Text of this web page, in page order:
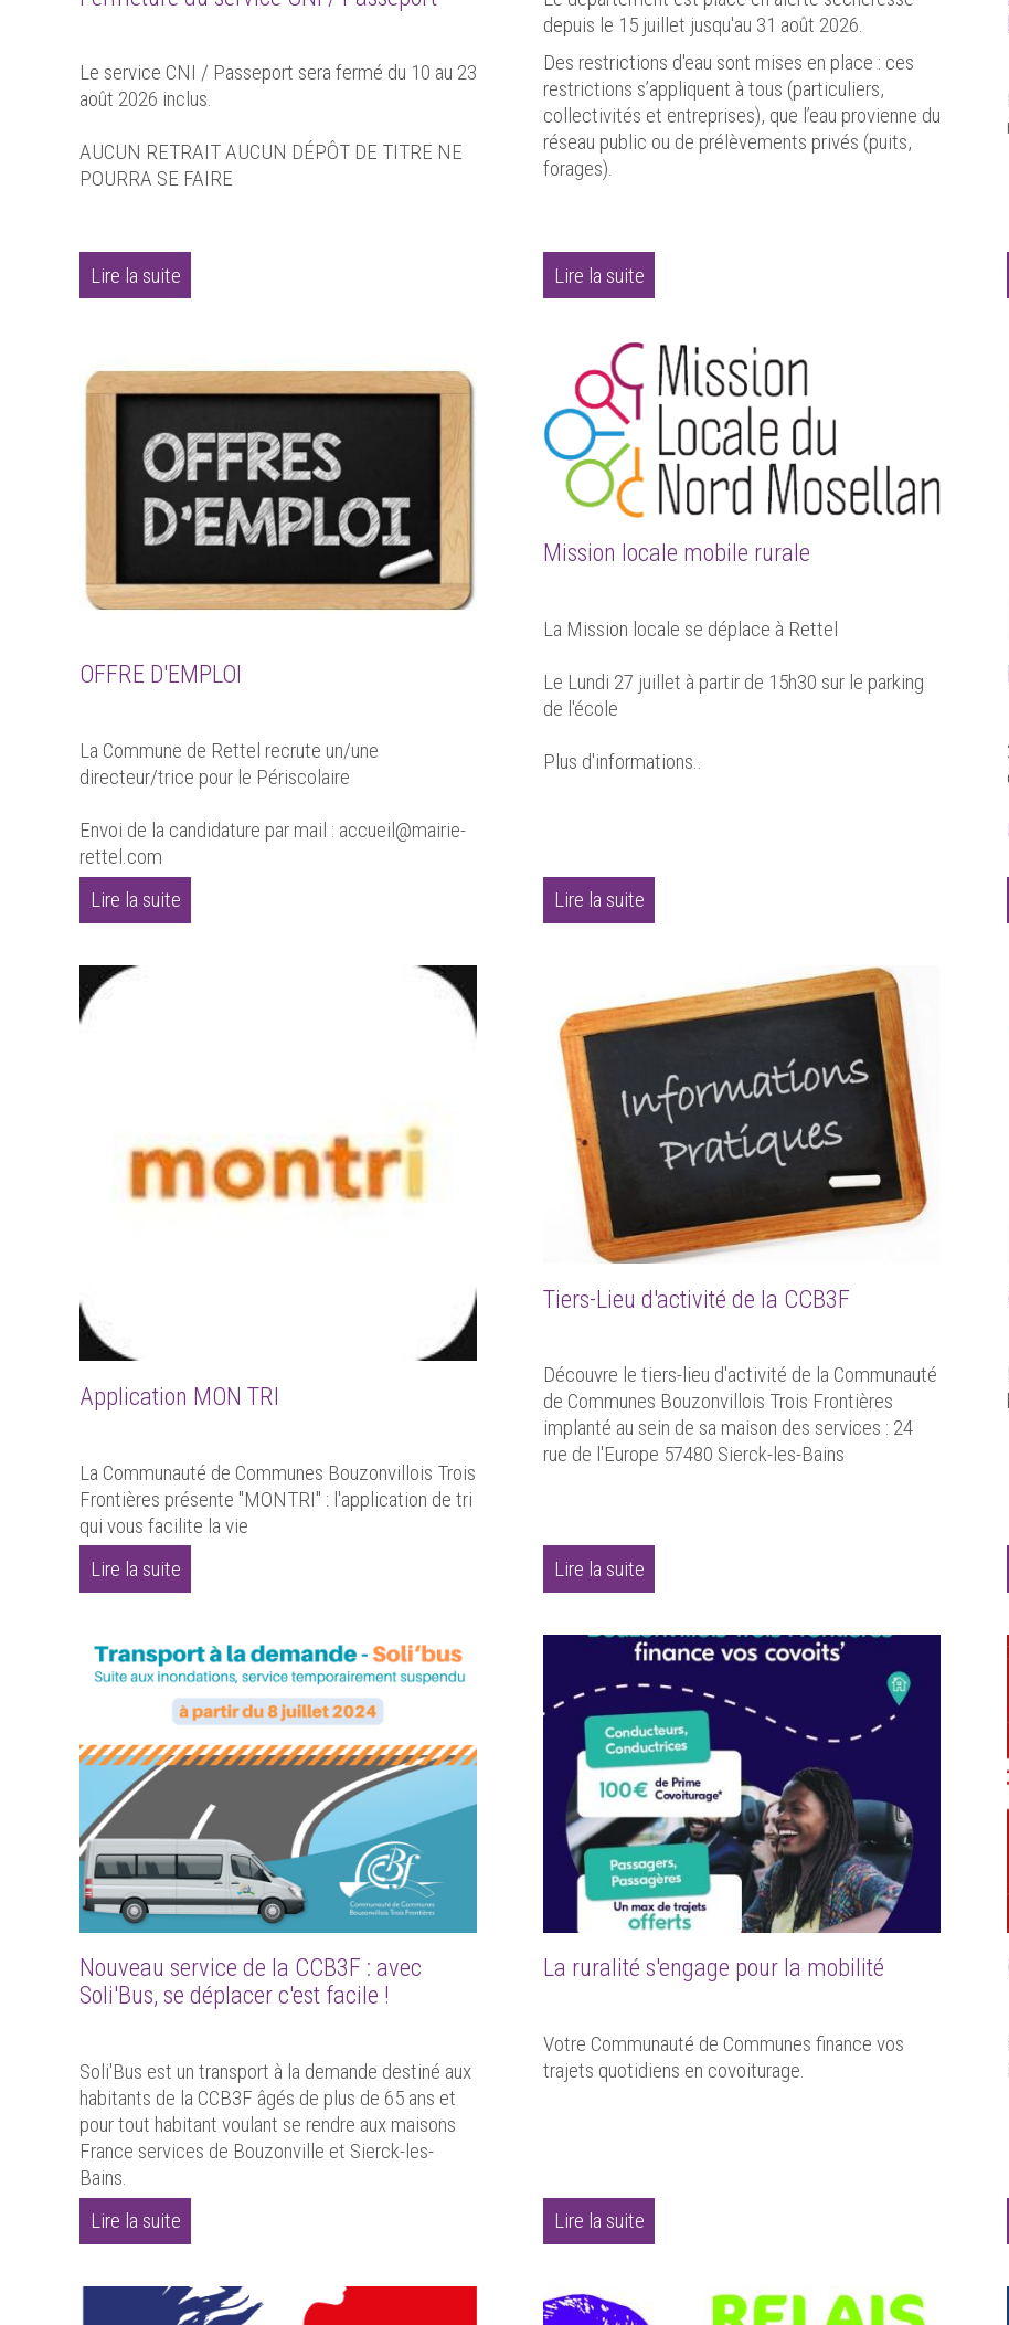
Le service CNI / Passeport sera fermé du 10 au 23
août 2026 inclus.
AUCUN RETRAIT AUCUN DÉPÔT DE TITRE NE
POURRA SE FAIRE
Lire la suite
depuis le 15 juillet jusqu'au 31 août 2026.
Des restrictions d'eau sont mises en place : ces
restrictions s’appliquent à tous (particuliers,
collectivités et entreprises), que l’eau provienne du
réseau public ou de prélèvements privés (puits,
forages).
Lire la suite
OFFRE D'EMPLOI
La Commune de Rettel recrute un/une
directeur/trice pour le Périscolaire
Envoi de la candidature par mail : accueil@mairie-
rettel.com
Lire la suite
Mission locale mobile rurale
La Mission locale se déplace à Rettel
Le Lundi 27 juillet à partir de 15h30 sur le parking
de l'école
Plus d'informations..
Lire la suite
Application MON TRI
La Communauté de Communes Bouzonvillois Trois
Frontières présente "MONTRI" : l'application de tri
qui vous facilite la vie
Lire la suite
Tiers-Lieu d'activité de la CCB3F
Découvre le tiers-lieu d'activité de la Communauté
de Communes Bouzonvillois Trois Frontières
implanté au sein de sa maison des services : 24
rue de l'Europe 57480 Sierck-les-Bains
Lire la suite
Nouveau service de la CCB3F : avec
Soli'Bus, se déplacer c'est facile !
Soli'Bus est un transport à la demande destiné aux
habitants de la CCB3F âgés de plus de 65 ans et
pour tout habitant voulant se rendre aux maisons
France services de Bouzonville et Sierck-les-
Bains.
Lire la suite
La ruralité s'engage pour la mobilité
Votre Communauté de Communes finance vos
trajets quotidiens en covoiturage.
Lire la suite